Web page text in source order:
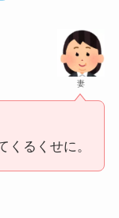
妻
くるくせに。